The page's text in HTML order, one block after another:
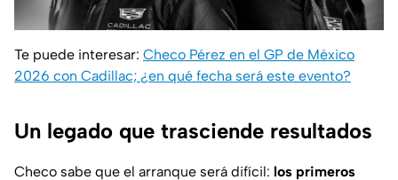
Te puede interesar: Checo Pérez en el GP de México
2026 con Cadillac; ¿en qué fecha será este evento?
Un legado que trasciende resultados
Checo sabe que el arranque será difícil: los primeros